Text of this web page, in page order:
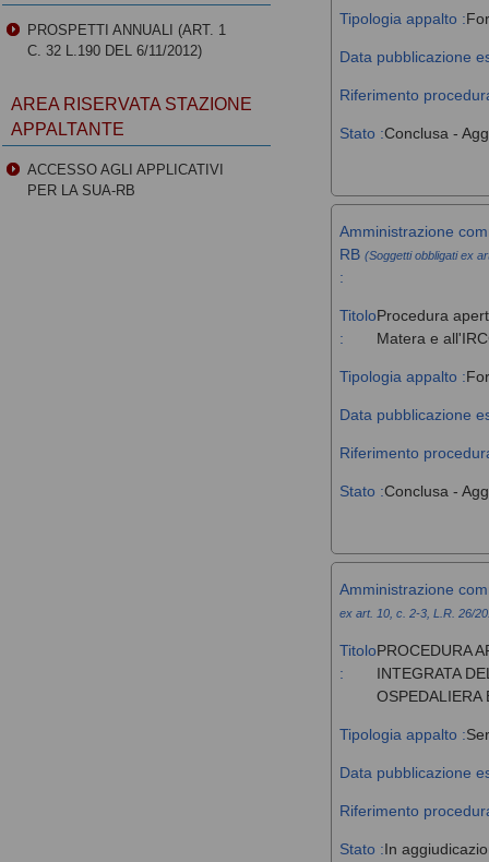
Tipologia appalto :
Data pubblicazione
Riferimento
Stato :Conclusa -
Amministrazione
RB (Soggetti obbligati ex
:
Titolo
:
Procedura
Matera e
Tipologia appalto :
Data pubblicazione
Riferimento
Stato :Conclusa -
Amministrazione
ex art. 10, c. 2-3, L.R. 26/
Titolo
:
PROCEDURA
INTEGRATA
OSPEDALIERA
Tipologia appalto :
Data pubblicazione
Riferimento
Stato :In
PROSPETTI ANNUALI (ART. 1
C. 32 L.190 DEL 6/11/2012)
AREA RISERVATA STAZIONE
APPALTANTE
ACCESSO AGLI APPLICATIVI
PER LA SUA-RB